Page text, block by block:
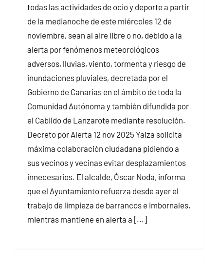
todas las actividades de ocio y deporte a partir
de la medianoche de este miércoles 12 de
noviembre, sean al aire libre o no, debido a la
alerta por fenómenos meteorológicos
adversos, lluvias, viento, tormenta y riesgo de
inundaciones pluviales, decretada por el
Gobierno de Canarias en el ámbito de toda la
Comunidad Autónoma y también difundida por
el Cabildo de Lanzarote mediante resolución.
Decreto por Alerta 12 nov 2025 Yaiza solicita
máxima colaboración ciudadana pidiendo a
sus vecinos y vecinas evitar desplazamientos
innecesarios. El alcalde, Óscar Noda, informa
que el Ayuntamiento refuerza desde ayer el
trabajo de limpieza de barrancos e imbornales,
mientras mantiene en alerta a [...]